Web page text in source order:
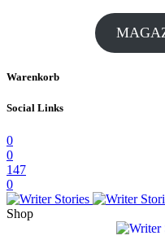
Warenkorb
Social Links
0
0
147
0
Shop